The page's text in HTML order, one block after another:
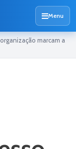
Menu
marcam a